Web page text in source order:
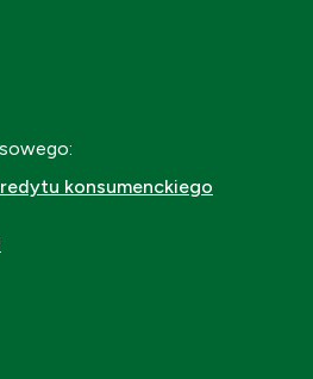
konsumenckiego